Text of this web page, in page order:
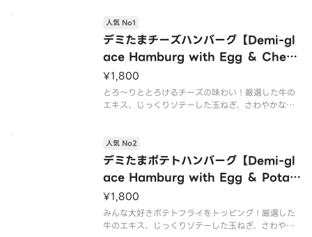
点！
デミたまチーズハンバーグ【Demi-gl
ace Hamburg with Egg ＆ Chees
e】
人気 No1
¥1,800
とろ～りととろけるチーズの味わい！厳選した牛の
エキス、じっくりソテーした玉ねぎ、さわやかな酸
ンバーグ130g。ご飯とボリューム満点！
デミたまポテトハンバーグ【Demi-gl
ace Hamburg with Egg ＆ Potat
o】
人気 No2
¥1,800
みんな大好きポテトフライをトッピング！厳選した
牛のエキス、じっくりソテーした玉ねぎ、さわやか